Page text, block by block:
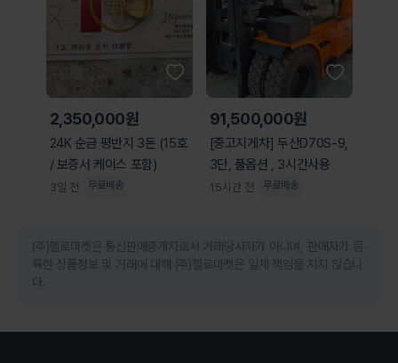
2,350,000원
24K 순금 평반지 3돈 (15호
/ 보증서 케이스 포함)
3일 전 무료배송
91,500,000원
[중고지게차] 두산D70S-9,
3단, 풀옵션 , 3시간사용
15시간 전 무료배송
(주)헬로마켓은 통신판매중개자로서 거래당사자가 아니며, 판매자가 등
록한 상품정보 및 거래에 대해 (주)헬로마켓은 일체 책임을 지지 않습니
다.